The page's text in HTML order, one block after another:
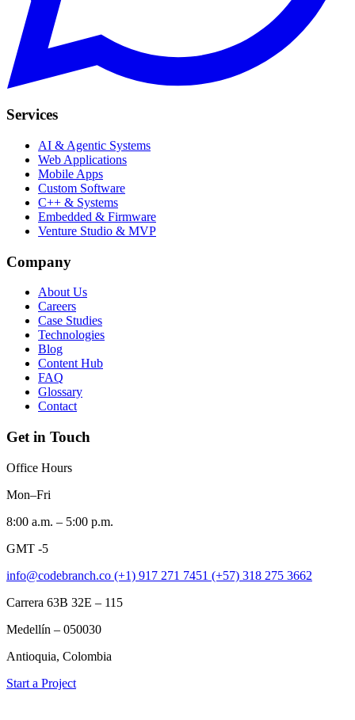
Services
AI & Agentic Systems
Web Applications
Mobile Apps
Custom Software
C++ & Systems
Embedded & Firmware
Venture Studio & MVP
Company
About Us
Careers
Case Studies
Technologies
Blog
Content Hub
FAQ
Glossary
Contact
Get in Touch
Office Hours
Mon–Fri
8:00 a.m. – 5:00 p.m.
GMT -5
info@codebranch.co (+1) 917 271 7451 (+57) 318 275 3662
Carrera 63B 32E – 115
Medellín – 050030
Antioquia, Colombia
Start a Project